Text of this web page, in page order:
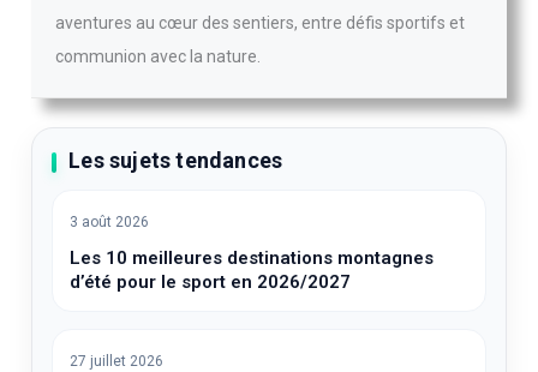
aventures au cœur des sentiers, entre défis sportifs et
communion avec la nature.
Les sujets tendances
3 août 2026
Les 10 meilleures destinations montagnes
d’été pour le sport en 2026/2027
27 juillet 2026